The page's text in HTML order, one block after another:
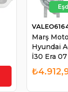
Marş
Hyundai
İ30 Era
616468